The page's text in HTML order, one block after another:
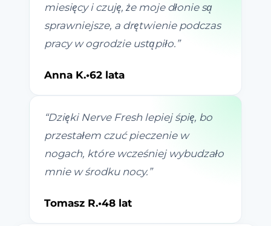
miesięcy i czuję, że moje dłonie są
sprawniejsze, a drętwienie podczas
pracy w ogrodzie ustąpiło. ”
Anna K.•62 lata
“Dzięki Nerve Fresh lepiej śpię, bo
przestałem czuć pieczenie w
nogach, które wcześniej wybudzało
mnie w środku nocy. ”
Tomasz R.•48 lat